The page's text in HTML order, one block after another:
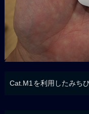
Cat.M1を利用したみち